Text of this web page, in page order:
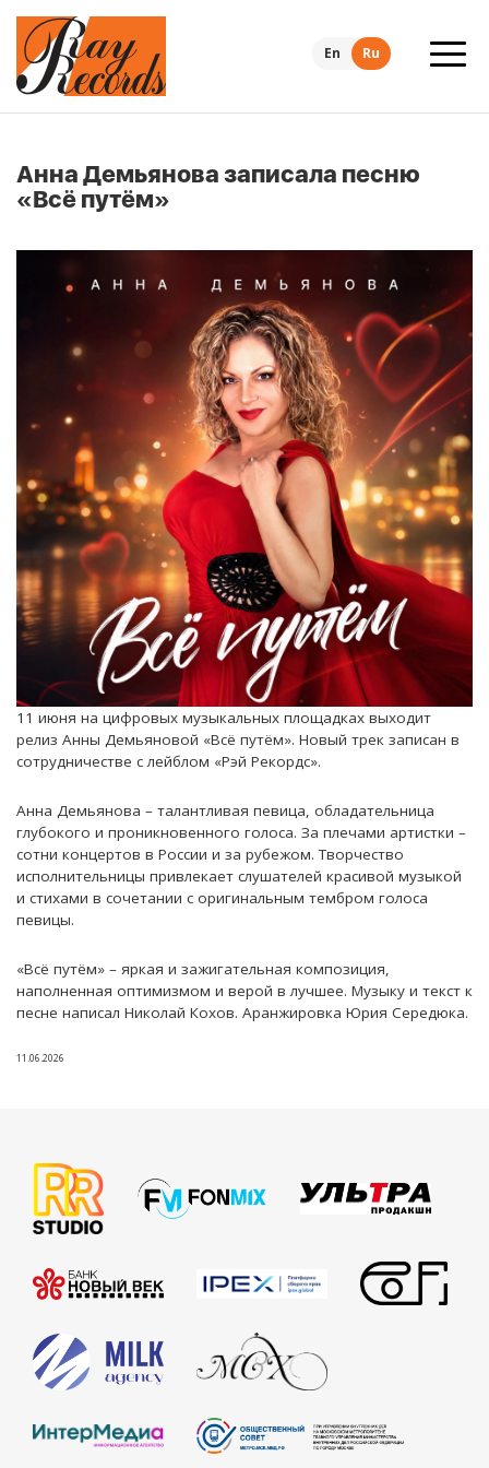
En Ru
Анна Демьянова записала песню
«Всё путём»
11 июня на цифровых музыкальных площадках выходит
релиз Анны Демьяновой «Всё путём». Новый трек записан в
сотрудничестве с лейблом «Рэй Рекордс».
Анна Демьянова – талантливая певица, обладательница
глубокого и проникновенного голоса. За плечами артистки –
сотни концертов в России и за рубежом. Творчество
исполнительницы привлекает слушателей красивой музыкой
и стихами в сочетании с оригинальным тембром голоса
певицы.
«Всё путём» – яркая и зажигательная композиция,
наполненная оптимизмом и верой в лучшее. Музыку и текст к
песне написал Николай Кохов. Аранжировка Юрия Середюка.
11.06.2026